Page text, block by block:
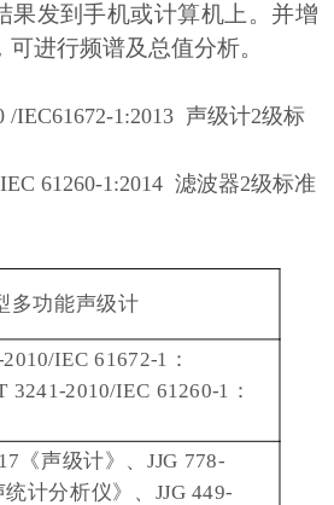
果发到手机或计算机上。并增
进行频谱及总值分析。
IEC61672-1:2013 声级计2级标
61260-1:2014 滤波器2级标准
多功能声级计
IEC 61672-1：
3241-2010/IEC 61260-1：
《声级计》、JJG 778-
计分析仪》、JJG 449-